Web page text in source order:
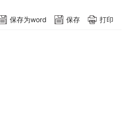
打印
保存
保存为word